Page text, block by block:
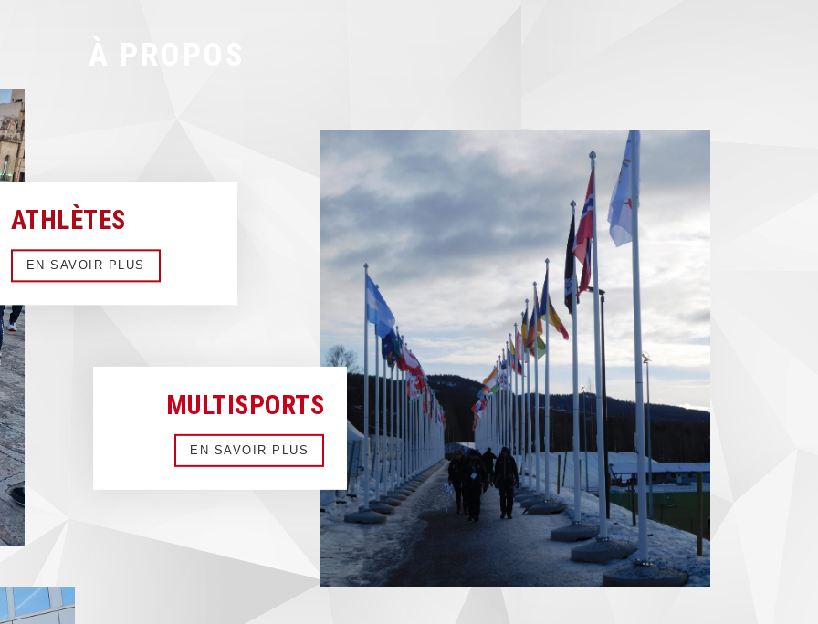
ATHLÈTES
EN SAVOIR PLUS
MULTISPORTS
EN SAVOIR PLUS